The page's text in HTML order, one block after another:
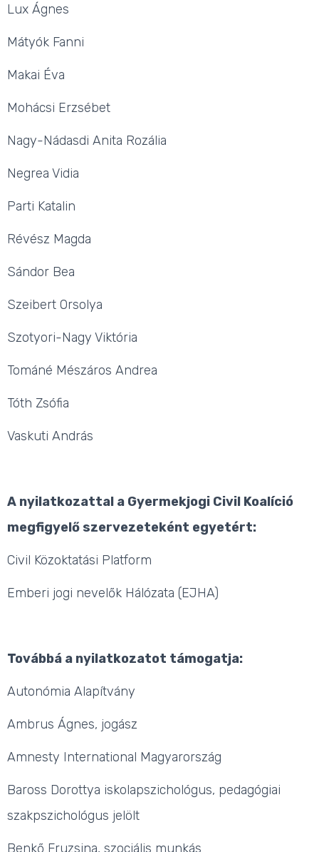
Lux Ágnes
Mátyók Fanni
Makai Éva
Mohácsi Erzsébet
Nagy-Nádasdi Anita Rozália
Negrea Vidia
Parti Katalin
Révész Magda
Sándor Bea
Szeibert Orsolya
Szotyori-Nagy Viktória
Tománé Mészáros Andrea
Tóth Zsófia
Vaskuti András
A nyilatkozattal a Gyermekjogi Civil Koalíció
megfigyelő szervezeteként egyetért:
Civil Közoktatási Platform
Emberi jogi nevelők Hálózata (EJHA)
Továbbá a nyilatkozatot támogatja:
Autonómia Alapítvány
Ambrus Ágnes, jogász
Amnesty International Magyarország
Baross Dorottya iskolapszichológus, pedagógiai
szakpszichológus jelölt
Benkő Fruzsina, szociális munkás